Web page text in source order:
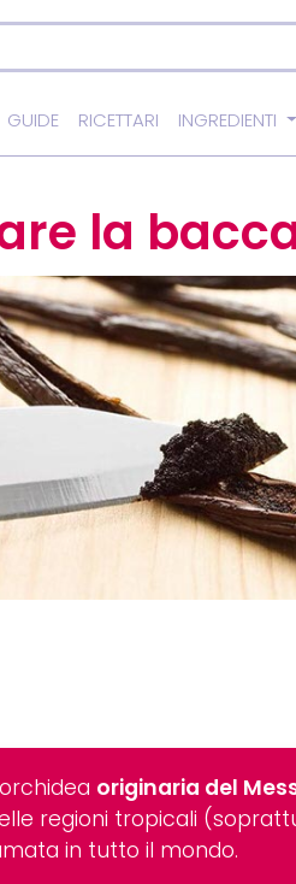
GUIDE RICETTARI INGREDIENTI
la
originaria del
regioni tropicali
in tutto il mondo.